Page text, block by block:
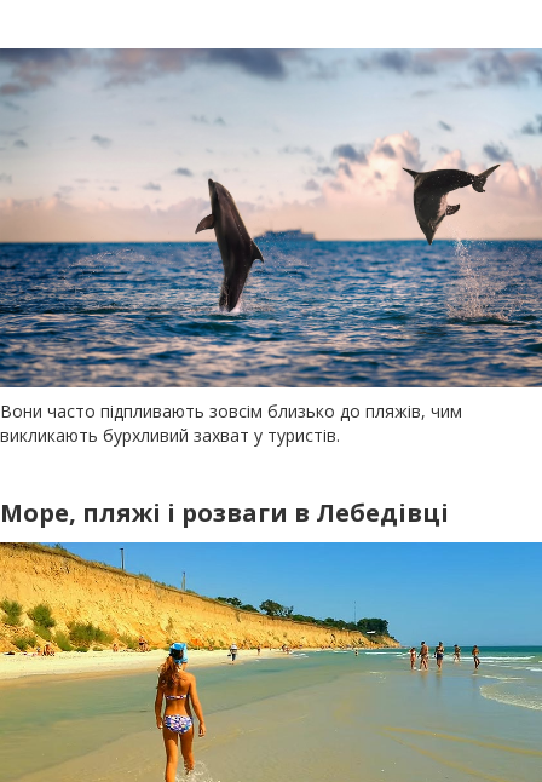
Вони часто підпливають зовсім близько до пляжів, чим
викликають бурхливий захват у туристів.
Море, пляжі і розваги в Лебедівці